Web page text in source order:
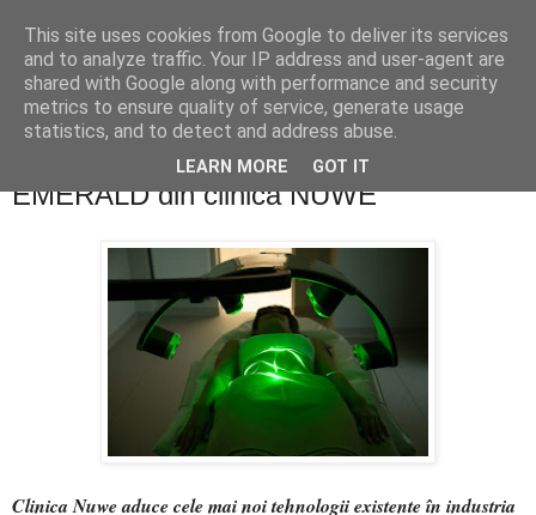
PentruDive.ro
marți, 31 octombrie 2023
Tot ce trebuie să știi despre laserul
EMERALD din clinica NUWE
Clinica Nuwe aduce cele mai noi tehnologii existente în industria
This site uses cookies from Google to deliver its services
and to analyze traffic. Your IP address and user-agent are
shared with Google along with performance and security
metrics to ensure quality of service, generate usage
statistics, and to detect and address abuse.
LEARN MORE GOT IT